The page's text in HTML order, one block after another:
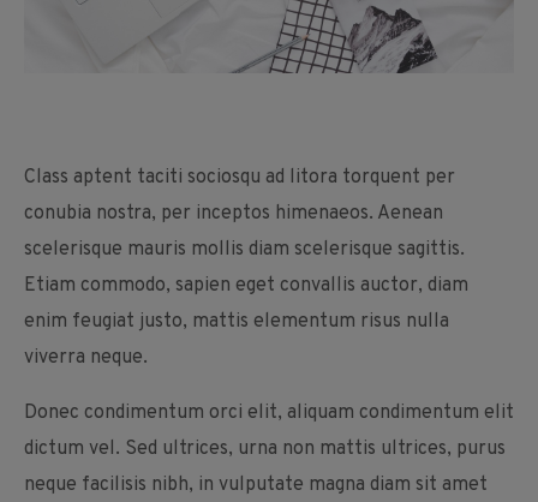
Class aptent taciti sociosqu ad litora torquent per
conubia nostra, per inceptos himenaeos. Aenean
scelerisque mauris mollis diam scelerisque sagittis.
Etiam commodo, sapien eget convallis auctor, diam
enim feugiat justo, mattis elementum risus nulla
viverra neque.
Donec condimentum orci elit, aliquam condimentum elit
dictum vel. Sed ultrices, urna non mattis ultrices, purus
neque facilisis nibh, in vulputate magna diam sit amet